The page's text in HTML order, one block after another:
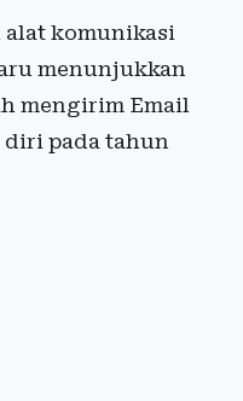
komunikasi
menunjukkan
mengirim Email
pada tahun